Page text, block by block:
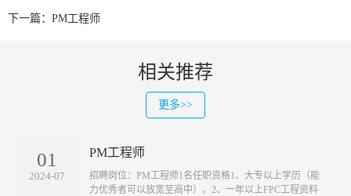
下一篇： PM工程师
相关推荐
更多>>
01
2024-07
PM工程师
​招聘岗位：PM工程师1名任职资格1、大专以上学历（能
力优秀者可以放宽至高中）。2、一年以上FPC工程资料